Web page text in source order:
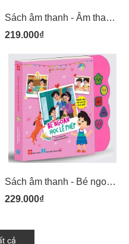
Sách âm thanh - Âm thanh cuộc sống quanh em 219N_VN
219.000₫
Sách âm thanh - Bé ngoan học lễ phép 229N
229.000₫
cả